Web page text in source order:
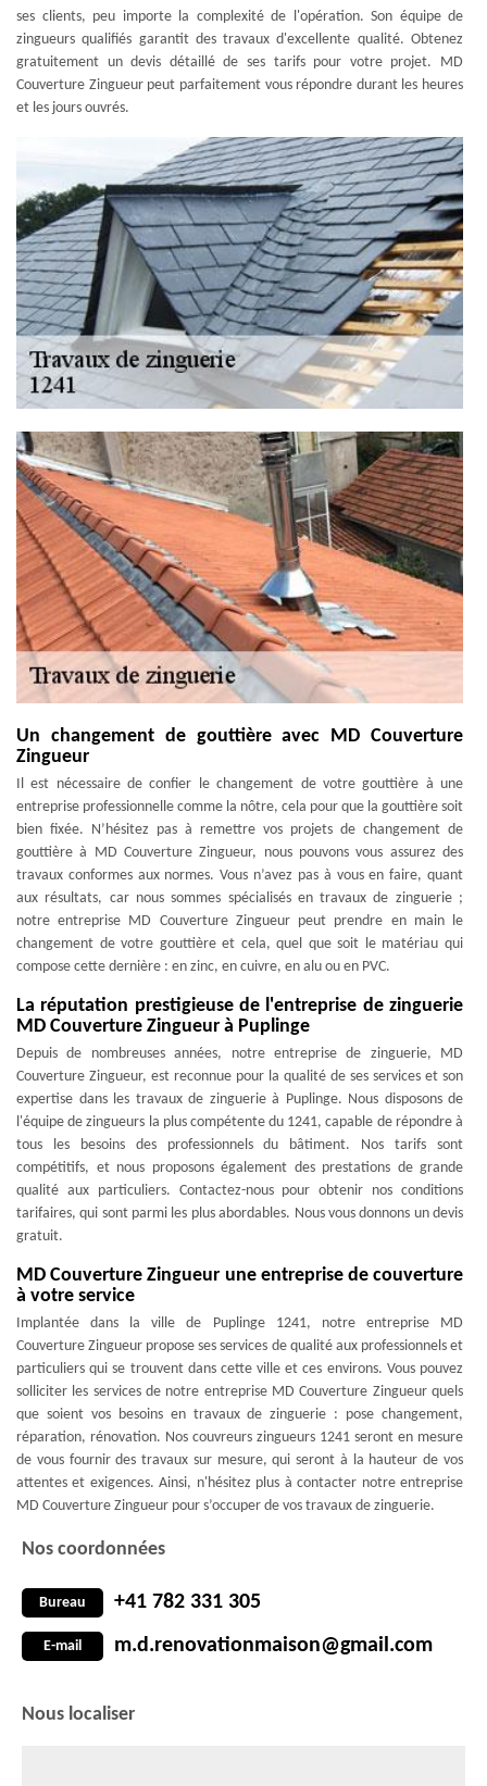
ses clients, peu importe la complexité de l'opération. Son équipe de
zingueurs qualifiés garantit des travaux d'excellente qualité. Obtenez
gratuitement un devis détaillé de ses tarifs pour votre projet. MD
Couverture Zingueur peut parfaitement vous répondre durant les heures
et les jours ouvrés.
Un changement de gouttière avec MD Couverture
Zingueur
Il est nécessaire de confier le changement de votre gouttière à une
entreprise professionnelle comme la nôtre, cela pour que la gouttière soit
bien fixée. N’hésitez pas à remettre vos projets de changement de
gouttière à MD Couverture Zingueur, nous pouvons vous assurez des
travaux conformes aux normes. Vous n’avez pas à vous en faire, quant
aux résultats, car nous sommes spécialisés en travaux de zinguerie ;
notre entreprise MD Couverture Zingueur peut prendre en main le
changement de votre gouttière et cela, quel que soit le matériau qui
compose cette dernière : en zinc, en cuivre, en alu ou en PVC.
La réputation prestigieuse de l'entreprise de zinguerie
MD Couverture Zingueur à Puplinge
Depuis de nombreuses années, notre entreprise de zinguerie, MD
Couverture Zingueur, est reconnue pour la qualité de ses services et son
expertise dans les travaux de zinguerie à Puplinge. Nous disposons de
l'équipe de zingueurs la plus compétente du 1241, capable de répondre à
tous les besoins des professionnels du bâtiment. Nos tarifs sont
compétitifs, et nous proposons également des prestations de grande
qualité aux particuliers. Contactez-nous pour obtenir nos conditions
tarifaires, qui sont parmi les plus abordables. Nous vous donnons un devis
gratuit.
MD Couverture Zingueur une entreprise de couverture
à votre service
Implantée dans la ville de Puplinge 1241, notre entreprise MD
Couverture Zingueur propose ses services de qualité aux professionnels et
particuliers qui se trouvent dans cette ville et ces environs. Vous pouvez
solliciter les services de notre entreprise MD Couverture Zingueur quels
que soient vos besoins en travaux de zinguerie : pose changement,
réparation, rénovation. Nos couvreurs zingueurs 1241 seront en mesure
de vous fournir des travaux sur mesure, qui seront à la hauteur de vos
attentes et exigences. Ainsi, n'hésitez plus à contacter notre entreprise
MD Couverture Zingueur pour s’occuper de vos travaux de zinguerie.
Nos coordonnées
Bureau +41 782 331 305
E-mail m.d.renovationmaison@gmail.com
Nous localiser